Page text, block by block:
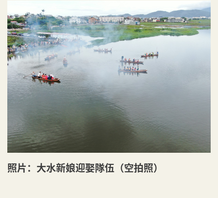
照片：大水新娘迎娶隊伍（空拍照）